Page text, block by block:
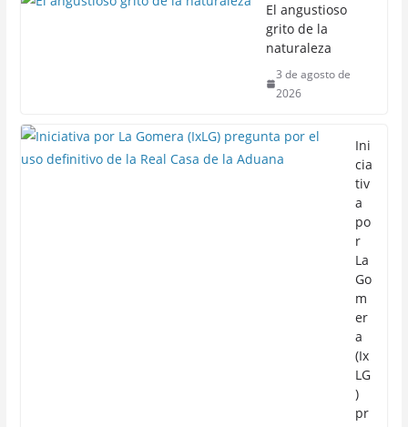
El angustioso
grito de la
naturaleza
3 de agosto de
2026
Ini
cia
tiv
a
po
r
La
Go
m
er
a
(Ix
LG
)
pr